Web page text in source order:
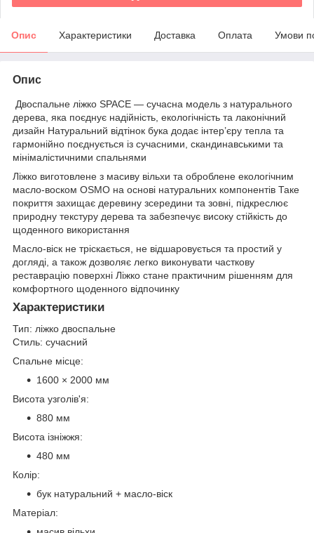
Опис Характеристики Доставка Оплата Умови
Опис
Двоспальне ліжко SPACE — сучасна модель з натурального
дерева, яка поєднує надійність, екологічність та лаконічний
дизайн Натуральний відтінок бука додає інтер’єру тепла та
гармонійно поєднується із сучасними, скандинавськими та
мінімалістичними спальнями
Ліжко виготовлене з масиву вільхи та оброблене екологічним
масло-воском OSMO на основі натуральних компонентів Таке
покриття захищає деревину зсередини та зовні, підкреслює
природну текстуру дерева та забезпечує високу стійкість до
щоденного використання
Масло-віск не тріскається, не відшаровується та простий у
догляді, а також дозволяє легко виконувати часткову
реставрацію поверхні Ліжко стане практичним рішенням для
комфортного щоденного відпочинку
Характеристики
Тип: ліжко двоспальне
Стиль: сучасний
Спальне місце:
1600 × 2000 мм
Висота узголів'я:
880 мм
Висота ізніжжя:
480 мм
Колір:
бук натуральний + масло-віск
Матеріал: